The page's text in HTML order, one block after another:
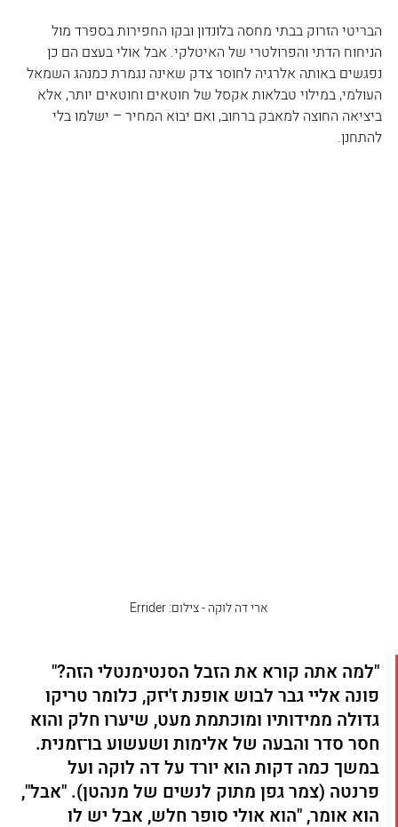
הבריטי הזרוק בבתי מחסה בלונדון ובקו החפירות בספרד מול
הניחוח הדתי והפרולטרי של האיטלקי. אבל אולי בעצם הם כן
נפגשים באותה אלרגיה לחוסר צדק שאינה נגמרת כמנהג השמאל
העולמי, במילוי טבלאות אקסל של חוטאים וחוטאים יותר, אלא
ביציאה החוצה למאבק ברחוב, ואם יבוא המחיר – ישלמו בלי
להתחנן.
ארי דה לוקה - צילום: Errider
"למה אתה קורא את הזבל הסנטימנטלי הזה?"
פונה אליי גבר לבוש אופנת ז'יזק, כלומר טריקו
גדולה ממידותיו ומוכתמת מעט, שיערו חלק והוא
חסר סדר והבעה של אלימות ושעשוע בו־זמנית.
במשך כמה דקות הוא יורד על דה לוקה ועל
פרנטה (צמר גפן מתוק לנשים של מנהטן). "אבל",
הוא אומר, "הוא אולי סופר חלש, אבל יש לו